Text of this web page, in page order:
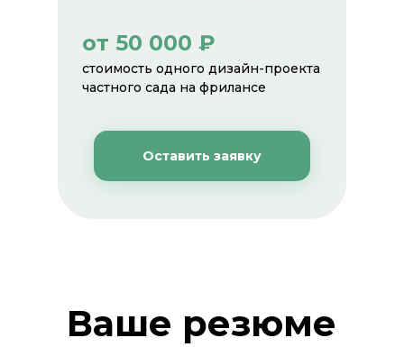
от 50 000 ₽
стоимость одного дизайн-проекта
частного сада на фрилансе
Оставить заявку
Ваше резюме